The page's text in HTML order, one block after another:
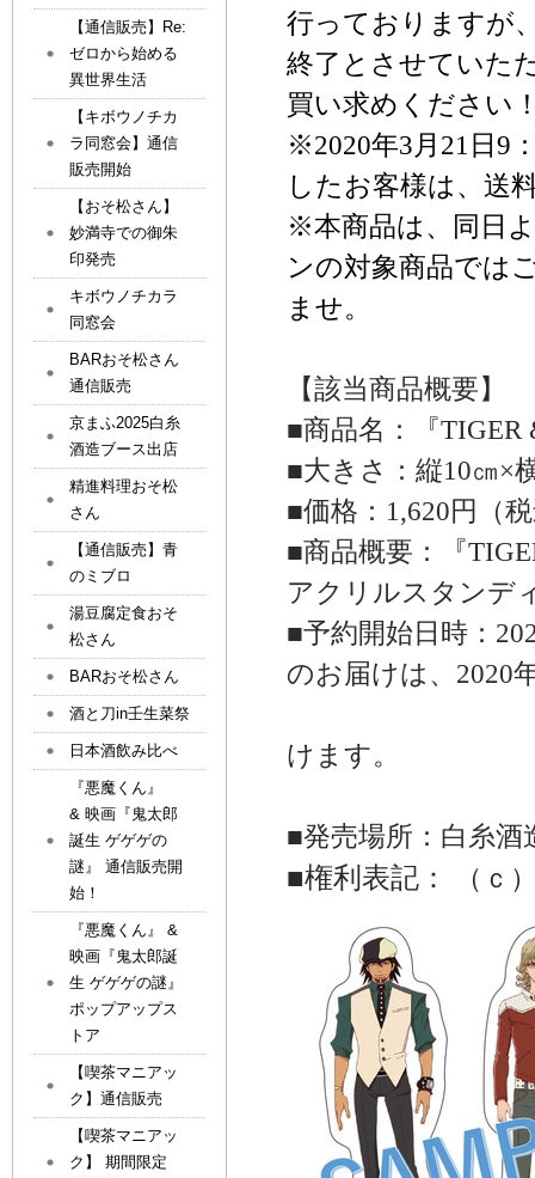
行っておりますが
終了とさせていた
買い求めください
※2020年3月 21 日9
したお客様は、送
※本商品は、同日
ンの対象商品では
ませ。
【該当商品概要】
■商品名 ：
『
■大きさ：縦10㎝×
■価格： 1,620円（
■商品概要：
『
アクリルスタンデ
■予約開始日時：
のお届けは、 2020
けます。
■発売場所：白糸酒
■権利表記： （ｃ
【通信販売】Re:
ゼロから始める
異世界生活
【キボウノチカ
ラ同窓会】通信
販売開始
【おそ松さん】
妙満寺での御朱
印発売
キボウノチカラ
同窓会
BARおそ松さん
通信販売
京まふ2025白糸
酒造ブース出店
精進料理おそ松
さん
【通信販売】青
のミブロ
湯豆腐定食おそ
松さん
BARおそ松さん
酒と刀in壬生菜祭
日本酒飲み比べ
『悪魔くん』
& 映画『鬼太郎
誕生 ゲゲゲの
謎』 通信販売開
始！
『悪魔くん』 &
映画『鬼太郎誕
生 ゲゲゲの謎』
ポップアップス
トア
【喫茶マニアッ
ク】通信販売
【喫茶マニアッ
ク】 期間限定